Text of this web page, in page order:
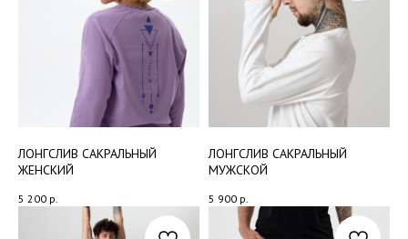
ЛОНГСЛИВ САКРАЛЬНЫЙ
ЖЕНСКИЙ
5 200 р.
ЛОНГСЛИВ САКРАЛЬНЫЙ
МУЖСКОЙ
5 900 р.
ПОДАРОЧНЫЕ СЕРТИФИКАТЫ
SALE SALE SALE
МЫ В ВАШЕЙ ЙОГА СТУДИИ
КОЛЛАБОРАЦИИ
МЫ ОФФЛАЙН
РЕКОМЕНДАЦИИ ПО УХОДУ
ОПЛАТА И ДОСТАВКА
ПОЛИТИКА КОНФИДЕНЦИАЛЬНОСТИ
ДОГОВОР ОФЕРТЫ
СОГЛАСИЕ НА ОБРАБОТКУ ПЕРСОНАЛЬНЫХ ДАННЫХ